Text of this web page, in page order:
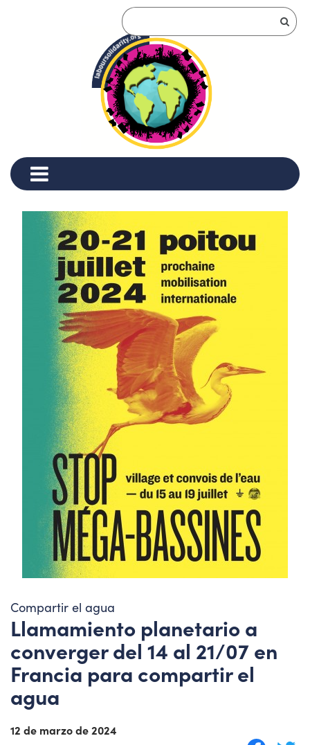
Compartir el agua
Llamamiento planetario a
converger del 14 al 21/07 en
Francia para compartir el
agua
12 de marzo de 2024